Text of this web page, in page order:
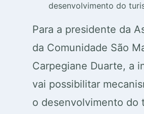
desenvolvimento do
Para a presidente da
da Comunidade São
Carpegiane Duarte, a
vai possibilitar
o desenvolvimento do